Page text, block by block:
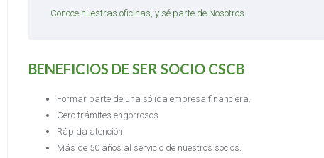
Conoce nuestras oficinas, y sé parte de Nosotros
BENEFICIOS DE SER SOCIO CSCB
Formar parte de una sólida empresa financiera.
Cero trámites engorrosos
Rápida atención
Más de 50 años al servicio de nuestros socios.